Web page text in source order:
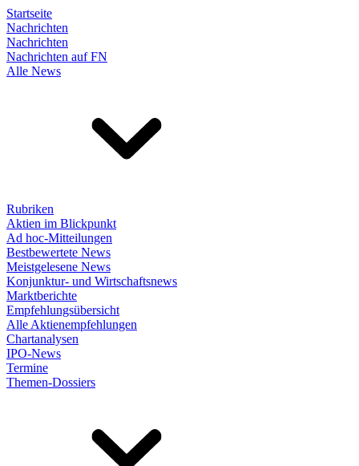
Startseite
Nachrichten
Nachrichten
Nachrichten auf FN
Alle News
Rubriken
Aktien im Blickpunkt
Ad hoc-Mitteilungen
Bestbewertete News
Meistgelesene News
Konjunktur- und Wirtschaftsnews
Marktberichte
Empfehlungsübersicht
Alle Aktienempfehlungen
Chartanalysen
IPO-News
Termine
Themen-Dossiers